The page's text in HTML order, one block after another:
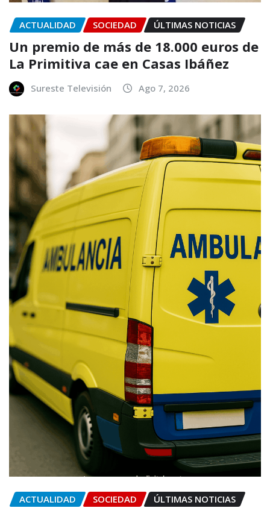
ACTUALIDAD SOCIEDAD ÚLTIMAS NOTICIAS
Un premio de más de 18.000 euros de
La Primitiva cae en Casas Ibáñez
Sureste Televisión Ago 7, 2026
ACTUALIDAD SOCIEDAD ÚLTIMAS NOTICIAS